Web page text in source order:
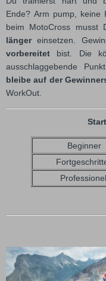
Ende? Arm pump, keine
beim MotoCross musst
längereinsetzen.
vorbereitet bist. Die
ausschlaggebende
bleibe auf der
WorkOut.
Beginner